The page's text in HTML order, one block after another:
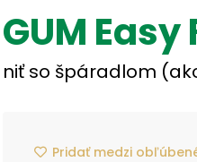
GUM Easy
niť so špáradlom
Pridať medzi